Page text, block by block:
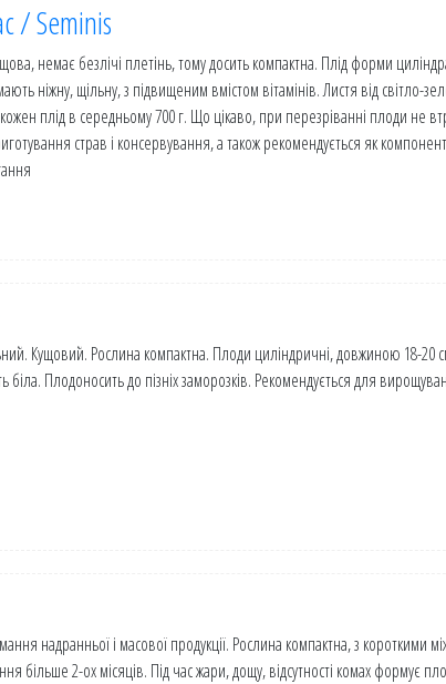
/ Seminis
немає безлічі плетінь, тому досить компактна. Плід форми
ніжну, щільну, з підвищеним вмістом вітамінів. Листя від світло-
плід в середньому 700 г. Що цікаво, при перезріванні плоди не
страв і консервування, а також рекомендується як
Кущовий. Рослина компактна. Плоди циліндричні, довжиною 18-20
Плодоносить до пізніх заморозків. Рекомендується для
надранньої і масової продукції. Рослина компактна, з короткими
більше 2-ох місяців. Під час жари, дощу, відсутності комах формує